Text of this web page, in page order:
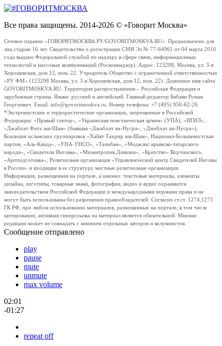
Все права защищены. 2014-2026 © «Говорит Москва»
Сетевое издание «ГОВОРИТМОСКВА.РУ/GOVORITMOSKVA.RU». Предназначено для
лиц старше 16 лет. Свидетельство о регистрации СМИ Эл № 77-64961 от 04 марта 2016
года выдано Федеральной службой по надзору в сфере связи, информационных
технологий и массовых коммуникаций (Роскомнадзор). Адрес: 123298, Москва, ул. 3-я
Хорошевская, дом 12, пом. 22. Учредитель Общество с ограниченной ответственностью
«РУ ФМ» (123298 Москва, ул. 3-я Хорошевская, дом 12, пом. 22). Доменное имя сайта
GOVORITMOSKVA.RU. Территория распространения – Российская Федерация и
зарубежные страны. Языки: русский и английский. Главный редактор Бабаян Роман
Георгиевич. Email: info@govoritmoskva.ru. Номер телефона: +7 (495) 950-62-26
*Экстремистские и террористические организации, запрещенные в Российской
Федерации: «Правый сектор», «Украинская повстанческая армия» (УПА), «ИГИЛ»,
«Джабхат Фатх аш-Шам» (бывшая «Джабхат ан-Нусра», «Джебхат ан-Нусра»),
Коалиция исламских группировок «Хайят Тахрир аш-Шам», Национал-Большевистская
партия, «Аль-Каида», «УНА-УНСО», «Талибан», «Меджлис крымско-татарского
народа», «Свидетели Иеговы», «Мизантропик Дивижн», «Братство» Корчинского,
«Артподготовка», Религиозная организация «Управленческий центр Свидетелей Иеговы
в России» и входящие в ее структуру местные религиозные организации.
Информация, размещенная на портале, а именно: текстовые материалы, элементы
дизайна, логотипы, товарные знаки, фотографии, видео и аудио охраняются
законодательством Российской Федерации и международными нормами права и не
могут быть использованы без разрешения правообладателей. Согласно ст.ст. 1274,1275
ГК РФ, при любом использовании материалов, размещенных на портале, в том числе
цитировании, активная гиперссылка на материал является обязательной. Мнение
редакции может не совпадать с мнением отдельных авторов и колумнистов.
Сообщение отправлено
play
pause
mute
unmute
max volume
02:01
-01:27
repeat off